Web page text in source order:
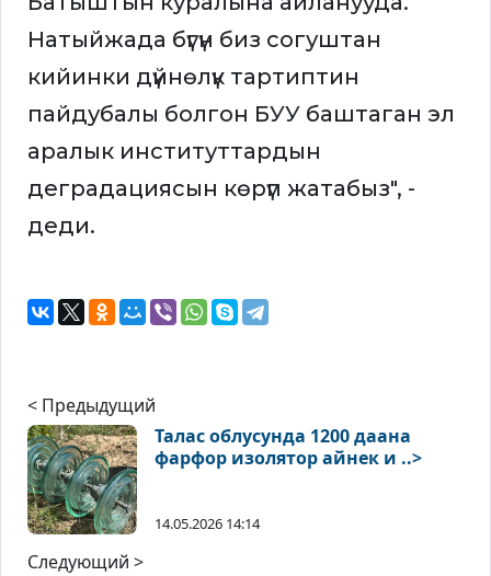
Натыйжада бүгүн биз согуштан
кийинки дүйнөлүк тартиптин
пайдубалы болгон БУУ баштаган эл
аралык институттардын
деградациясын көрүп жатабыз", -
деди.
< Предыдущий
Талас облусунда 1200 даана
фарфор изолятор айнек и ..>
14.05.2026 14:14
Следующий >